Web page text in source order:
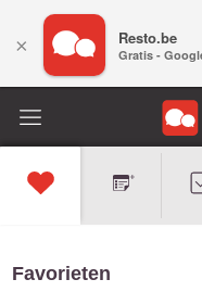
Favorieten
× Resto.be
Gratis -